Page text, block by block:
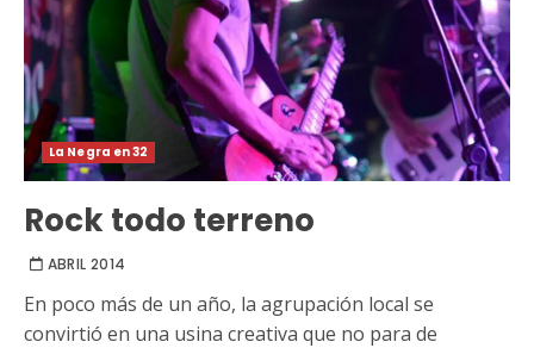
La Negra en 32
Rock todo terreno
ABRIL 2014
En poco más de un año, la agrupación local se
convirtió en una usina creativa que no para de